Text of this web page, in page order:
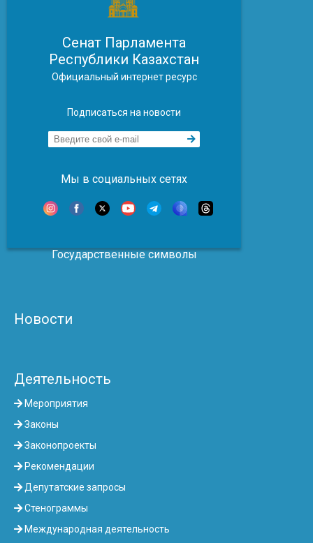
Сенат Парламента
Республики Казахстан
Официальный интернет ресурс
Подписаться на новости
Мы в социальных сетях
Государственные символы
Новости
Деятельность
Мероприятия
Законы
Законопроекты
Рекомендации
Депутатские запросы
Стенограммы
Международная деятельность